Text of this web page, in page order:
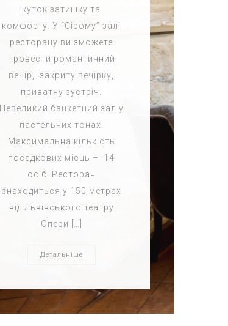
куток затишку та
комфорту. У “Сірому” залі
ресторану ви зможете
провести романтичний
вечір, закриту вечірку,
приватну зустріч.
Невеликий банкетний зал у
пастельних тонах.
Максимальна кількість
посадкових місць – 14
осіб. Ресторан
знаходиться у 150 метрах
від Львівського театру
Опери […]
Детальніше